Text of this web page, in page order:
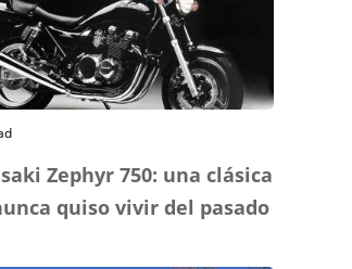
Zephyr 750: una clásica
quiso vivir del pasado